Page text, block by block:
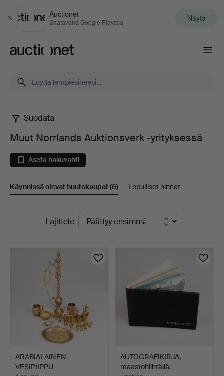
Sulje
Auctionet
Saatavana Google Playssa Näytä
Muut
Norrlands
Auktionsverk
yrityksessä
Suodata
Muut Norrlands Auktionsverk -yrityksessä
Aseta hakuvahti
Käynnissä olevat huutokaupat(6) Lopulliset hinnat
Käynnissä
huutokaupat
Lajittele
ARABIALAINEN
VESIPIIPPU
AUTOGRAFIKIRJA,
maastohiihtäjiä.